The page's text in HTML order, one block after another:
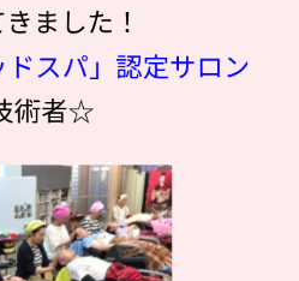
ました！
ドスパ」認定サロン
術者☆